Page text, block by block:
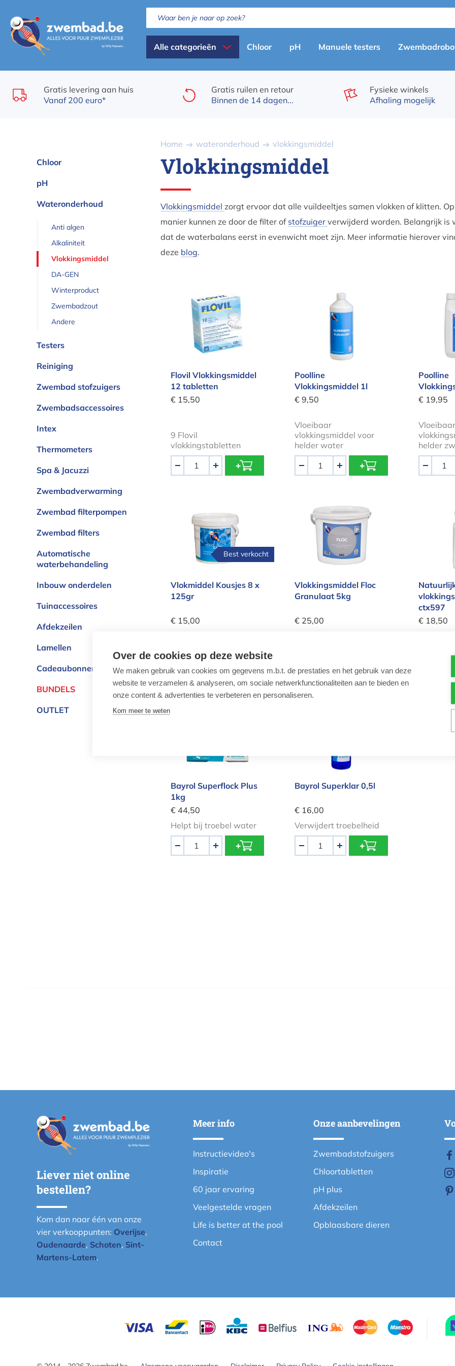
en
naar
de
Dispaly
all
categories
Alle categorieën
Primary
menu
(nl)
Chloor pH Manuele testers
Gratis levering aan huis
Vanaf 200 euro*
Gratis ruilen en retour
Binnen de 14 dagen...
Fysieke winkels
Afhaling mogelijk
Chloor
pH
Wateronderhoud
Anti algen
Alkaliniteit
Vlokkingsmiddel
DA-GEN
Winterproduct
Zwembadzout
Andere
Testers
Reiniging
Zwembad stofzuigers
Zwembadsaccessoires
Intex
Thermometers
Spa & Jacuzzi
Zwembadverwarming
Zwembad filterpompen
Zwembad filters
Automatische
waterbehandeling
Inbouw onderdelen
Tuinaccessoires
Afdekzeilen
Lamellen
Cadeaubonnen
BUNDELS
OUTLET
Kruimelpad
Home wateronderhoud vlokkingsmiddel
Vlokkingsmiddel
Vlokkingsmiddel zorgt ervoor dat alle vuildeeltjes samen vlokken of klitten.
manier kunnen ze door de filter of stofzuiger verwijderd worden. Belangrijk is
dat de waterbalans eerst in evenwicht moet zijn. Meer informatie hierover
deze blog.
Flovil Vlokkingsmiddel 12 tabletten
Flovil Vlokkingsmiddel
12 tabletten
€ 15,50
9 Flovil
vlokkingstabletten
+
Poolline Vlokkingsmiddel 1l
Poolline
Vlokkingsmiddel 1l
€ 9,50
Vloeibaar
vlokkingsmiddel voor
helder water
+
Poolline
€ 19,95
Vloeibaar
helder
Best verkocht
Vlokmiddel Kousjes 8 x
125gr
€ 15,00
Aantal
- +
Vlokkingsmiddel Floc Granulaat 5kg
Vlokkingsmiddel Floc
Granulaat 5kg
€ 25,00
- +
ctx597
€ 18,50
Bayrol Superflock Plus
1kg
€ 44,50
Helpt bij troebel water
+
Bayrol Superklar 0,5l
€ 16,00
Verwijdert troebelheid
+
Liever niet online
bestellen?
Kom dan naar één van onze
vier verkooppunten: Overijse,
Oudenaarde, Schoten, Sint-
Martens-Latem.
Meer info
Instructievideo's
Inspiratie
60 jaar ervaring
Veelgestelde vragen
Life is better at the pool
Contact
Onze aanbevelingen
Zwembadstofzuigers
Chloortabletten
pH plus
Afdekzeilen
Opblaasbare dieren
Over de cookies op deze website
We maken gebruik van cookies om gegevens m.b.t. de prestaties en het gebruik van deze
website te verzamelen & analyseren, om sociale netwerkfunctionaliteiten aan te bieden en
onze content & advertenties te verbeteren en personaliseren.
Kom meer te weten